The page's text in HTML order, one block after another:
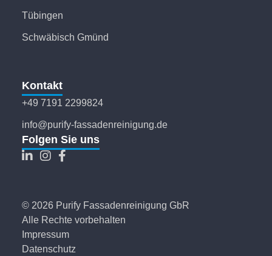
Tübingen
Schwäbisch Gmünd
Kontakt
+49 7191 2299824
info@purify-fassadenreinigung.de
Folgen Sie uns
© 2026 Purify Fassadenreinigung GbR
Alle Rechte vorbehalten
Impressum
Datenschutz